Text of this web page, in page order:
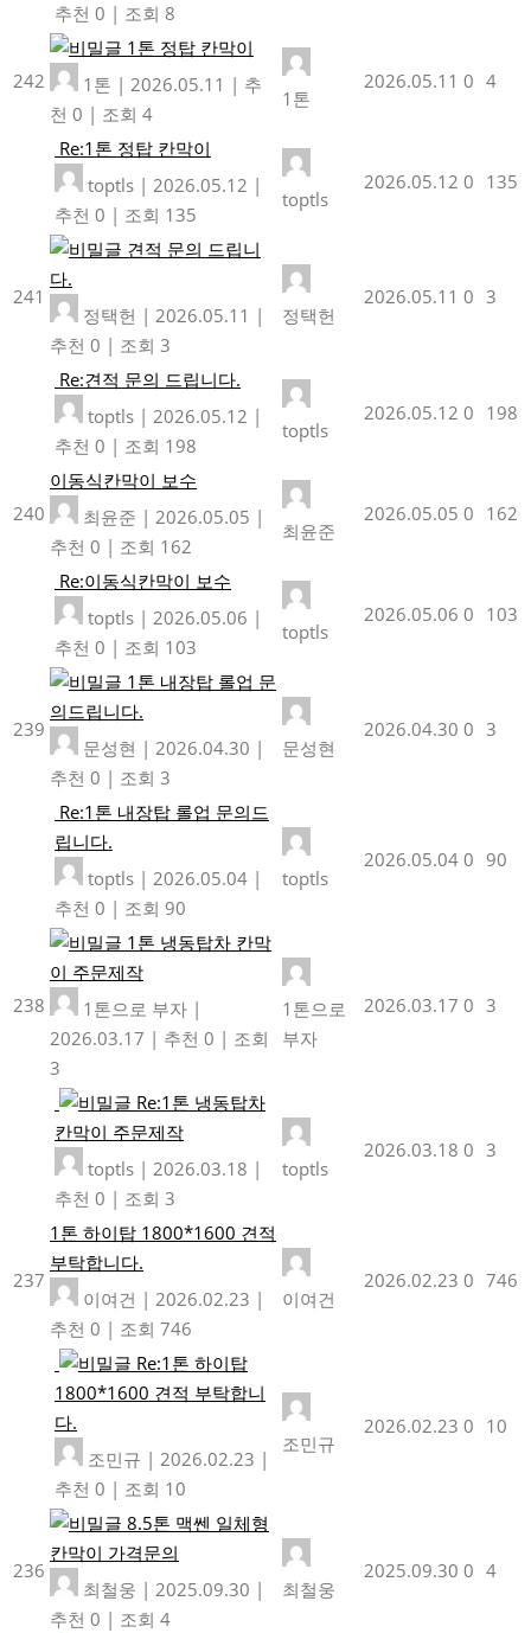
추천 0 | 조회 8
242
1톤 정탑 칸막이
1톤 | 2026.05.11 | 추
천 0 | 조회 4
1톤
2026.05.11 0 4
Re:1톤 정탑 칸막이
toptls | 2026.05.12 |
추천 0 | 조회 135
toptls
2026.05.12 0 135
241
견적 문의 드립니
다.
정택헌 | 2026.05.11 |
추천 0 | 조회 3
정택헌
2026.05.11 0 3
Re:견적 문의 드립니다.
toptls | 2026.05.12 |
추천 0 | 조회 198
toptls
2026.05.12 0 198
240
이동식칸막이 보수
최윤준 | 2026.05.05 |
추천 0 | 조회 162
최윤준
2026.05.05 0 162
Re:이동식칸막이 보수
toptls | 2026.05.06 |
추천 0 | 조회 103
toptls
2026.05.06 0 103
239
1톤 내장탑 롤업 문
의드립니다.
문성현 | 2026.04.30 |
추천 0 | 조회 3
문성현
2026.04.30 0 3
Re:1톤 내장탑 롤업 문의드
립니다.
toptls | 2026.05.04 |
추천 0 | 조회 90
toptls
2026.05.04 0 90
238
1톤 냉동탑차 칸막
이 주문제작
1톤으로 부자 |
2026.03.17 | 추천 0 | 조회
3
1톤으로
부자
2026.03.17 0 3
Re:1톤 냉동탑차
칸막이 주문제작
toptls | 2026.03.18 |
추천 0 | 조회 3
toptls
2026.03.18 0 3
237
1톤 하이탑 1800*1600 견적
부탁합니다.
이여건 | 2026.02.23 |
추천 0 | 조회 746
이여건
2026.02.23 0 746
Re:1톤 하이탑
1800*1600 견적 부탁합니
다.
조민규 | 2026.02.23 |
추천 0 | 조회 10
조민규
2026.02.23 0 10
236
8.5톤 맥쎈 일체형
칸막이 가격문의
최철웅 | 2025.09.30 |
추천 0 | 조회 4
최철웅
2025.09.30 0 4